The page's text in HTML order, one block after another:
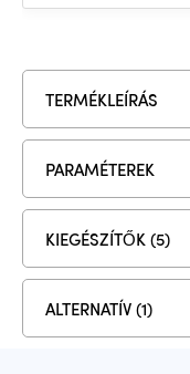
TERMÉKLEÍRÁS
PARAMÉTEREK
KIEGÉSZÍTŐK (5)
ALTERNATÍV (1)